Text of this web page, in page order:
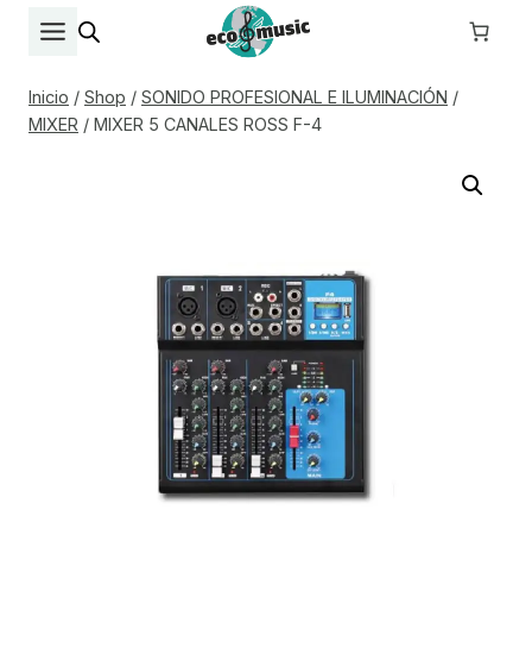
Inicio / Shop / SONIDO PROFESIONAL E ILUMINACIÓN /
MIXER / MIXER 5 CANALES ROSS F-4